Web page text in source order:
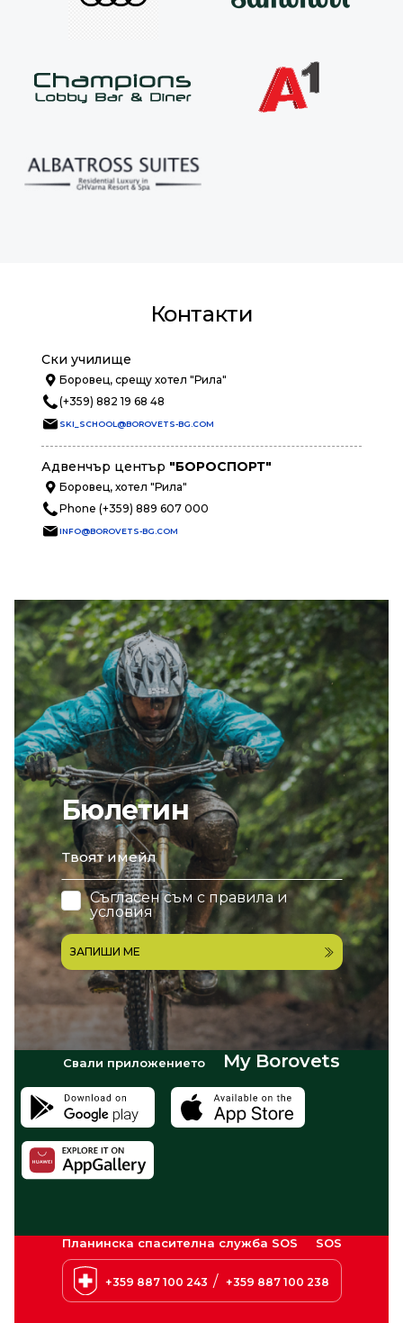
Бюлетин
email
Съгласен съм с правила и
условия
ЗАПИШИ МЕ
Контакти
Ски училище
Боровец, срещу хотел "Рила"
(+359) 882 19 68 48
SKI_SCHOOL@BOROVETS-BG.COM
Адвенчър център "БОРОСПОРТ"
Боровец, хотел "Рила"
Phone (+359) 889 607 000
INFO@BOROVETS-BG.COM
Свали приложението My Borovets
Планинска спасителна служба SOS SOS
+359 887 100 243 / +359 887 100 238